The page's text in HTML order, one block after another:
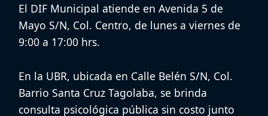
El DIF Municipal atiende en Avenida 5 de
Mayo S/N, Col. Centro, de lunes a viernes de
9:00 a 17:00 hrs.
En la UBR, ubicada en Calle Belén S/N, Col.
Barrio Santa Cruz Tagolaba, se brinda
consulta psicológica pública sin costo junto